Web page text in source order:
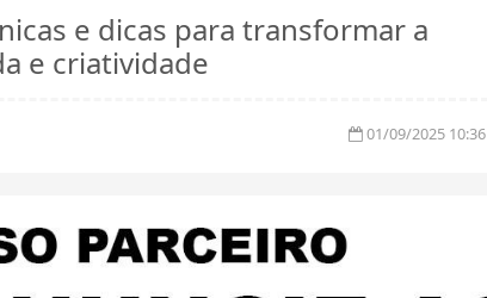
e dicas para transformar a
e criatividade
01/09/2025 10:36